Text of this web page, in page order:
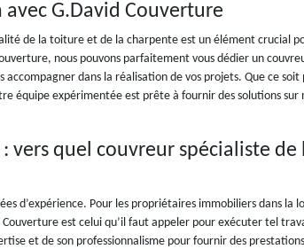
G.David Couverture
de la toiture et de la charpente est un élément crucial
nous pouvons parfaitement vous dédier un
dans la réalisation de vos projets. Que ce soit
équipe expérimentée est prête à fournir des solutions sur
quel couvreur spécialiste de
d’expérience. Pour les propriétaires immobiliers dans la
est celui qu’il faut appeler pour exécuter tel
et de son professionnalisme pour fournir des